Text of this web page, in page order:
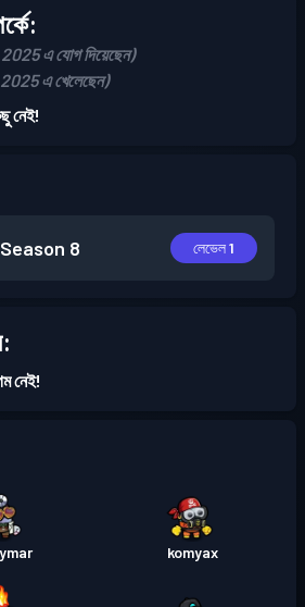
এ যোগ দিয়েছেন)
এ খেলেছেন)
নেই!
Season 8 লেভেল 1
নেই!
komyax